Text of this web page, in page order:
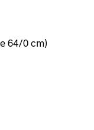
64/0 cm)